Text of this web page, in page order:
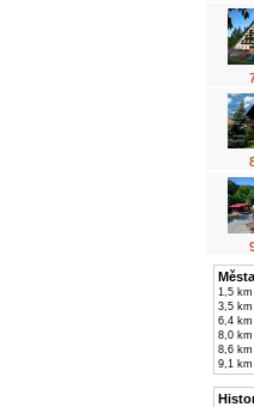
1,5 km
3,5 km
6,4 km
8,0 km
8,6 km
9,1 km